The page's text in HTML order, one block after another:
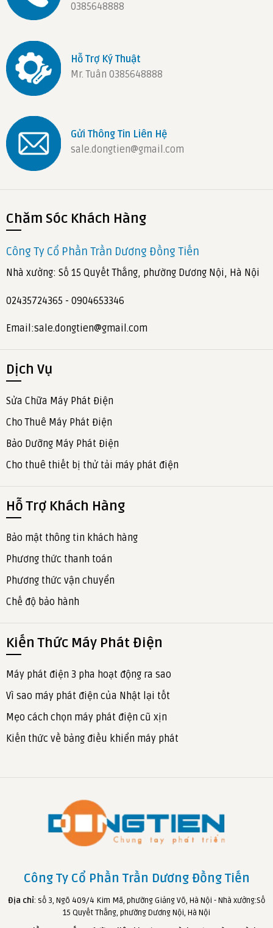
0385648888
Hỗ Trợ Ký Thuật
Mr. Tuân 0385648888
Gửi Thông Tin Liên Hệ
sale.dongtien@gmail.com
Chăm Sóc Khách Hàng
Công Ty Cổ Phần Trần Dương Đồng Tiến
Nhà xưởng: Số 15 Quyết Thắng, phường Dương Nội, Hà Nội
02435724365 - 0904653346
Email:sale.dongtien@gmail.com
Dịch Vụ
Sửa Chữa Máy Phát Điện
Cho Thuê Máy Phát Điện
Bảo Dưỡng Máy Phát Điện
Cho thuê thiết bị thử tải máy phát điện
Hỗ Trợ Khách Hàng
Bảo mật thông tin khách hàng
Phương thức thanh toán
Phương thức vận chuyển
Chế độ bảo hành
Kiến Thức Máy Phát Điện
Máy phát điện 3 pha hoạt động ra sao
Vì sao máy phát điện của Nhật lại tốt
Mẹo cách chọn máy phát điện cũ xịn
Kiến thức về bảng điều khiển máy phát
Công Ty Cổ Phần Trần Dương Đồng Tiến
Địa chỉ: số 3, Ngõ 409/4 Kim Mã, phường Giảng Võ, Hà Nội - Nhà xưởng:Số
15 Quyết Thắng, phường Dương Nội, Hà Nội